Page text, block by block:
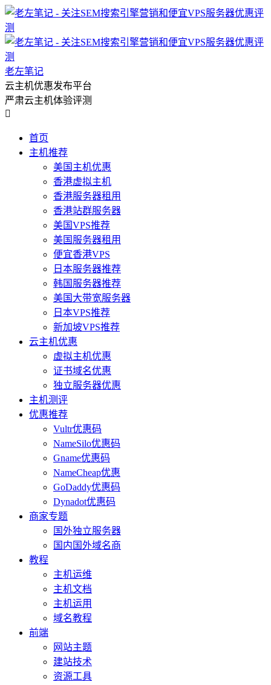
老左笔记
云主机优惠发布平台
严肃云主机体验评测

首页
主机推荐
美国主机优惠
香港虚拟主机
香港服务器租用
香港站群服务器
美国VPS推荐
美国服务器租用
便宜香港VPS
日本服务器推荐
韩国服务器推荐
美国大带宽服务器
日本VPS推荐
新加坡VPS推荐
云主机优惠
虚拟主机优惠
证书域名优惠
独立服务器优惠
主机测评
优惠推荐
Vultr优惠码
NameSilo优惠码
Gname优惠码
NameCheap优惠
GoDaddy优惠码
Dynadot优惠码
商家专题
国外独立服务器
国内国外域名商
教程
主机运维
主机文档
主机运用
域名教程
前端
网站主题
建站技术
资源工具